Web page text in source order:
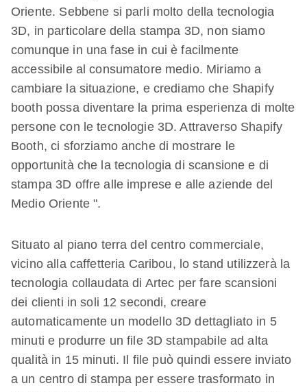
Oriente. Sebbene si parli molto della tecnologia
3D, in particolare della stampa 3D, non siamo
comunque in una fase in cui è facilmente
accessibile al consumatore medio. Miriamo a
cambiare la situazione, e crediamo che Shapify
booth possa diventare la prima esperienza di molte
persone con le tecnologie 3D. Attraverso Shapify
Booth, ci sforziamo anche di mostrare le
opportunità che la tecnologia di scansione e di
stampa 3D offre alle imprese e alle aziende del
Medio Oriente ".
Situato al piano terra del centro commerciale,
vicino alla caffetteria Caribou, lo stand utilizzerà la
tecnologia collaudata di Artec per fare scansioni
dei clienti in soli 12 secondi, creare
automaticamente un modello 3D dettagliato in 5
minuti e produrre un file 3D stampabile ad alta
qualità in 15 minuti. Il file può quindi essere inviato
a un centro di stampa per essere trasformato in